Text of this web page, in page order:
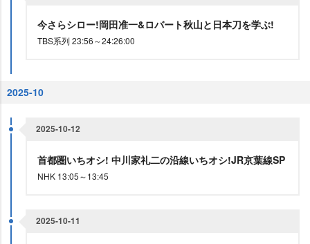
今さらシロー!岡田准一&ロバート秋山と日本刀を学ぶ!
TBS系列 23:56～24:26:00
2025-10
2025-10-12
首都圏いちオシ! 中川家礼二の沿線いちオシ!JR京葉線SP
NHK 13:05～13:45
2025-10-11